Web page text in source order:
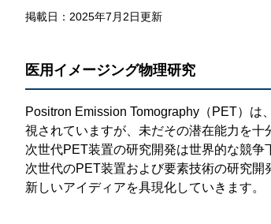
個人情報関連の情報
附帯決議等をふま
動物実験に関する
掲載日：2025年7月2日更新
医用イメージング物理研究
Positron Emission Tomography（PET）
視されていますが、未だその潜在能力を十
次世代PET装置の研究開発は世界的な競争
次世代のPET装置および要素技術の研究開
新しいアイディアを具現化していきます。